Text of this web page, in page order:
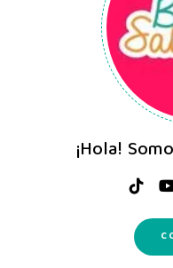
¡Hola!